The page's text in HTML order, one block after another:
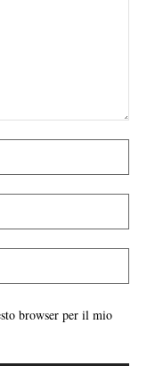
browser per il mio